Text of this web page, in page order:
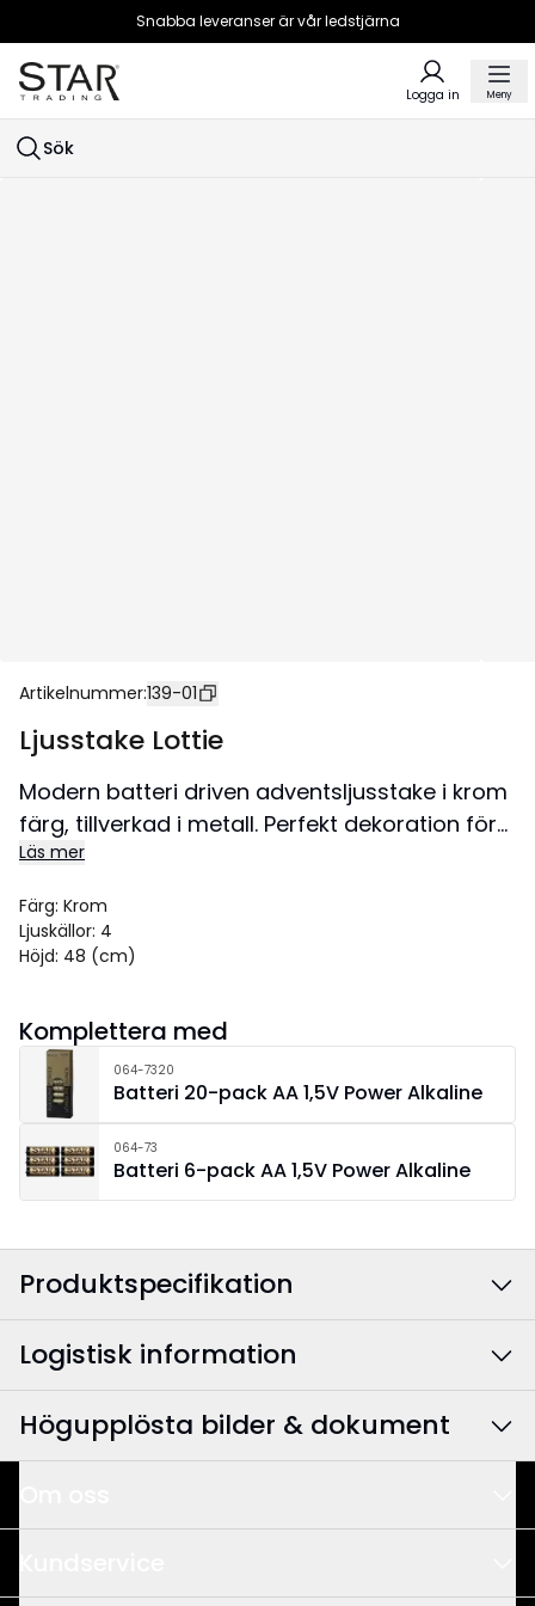
Snabba leveranser är vår ledstjärna
Logga in Meny
Sök
Artikelnummer:139-01
Ljusstake Lottie
Modern batteri driven adventsljusstake i krom
färg, tillverkad i metall. Perfekt dekoration för
platser däe inte el är tillgängligt. Ljusstaken är
placera den i ett fönster eller på en skänk.
Storlek 33x48 cm.
Läs mer
Färg: Krom
Ljuskällor: 4
Höjd: 48 (cm)
Komplettera med
064-7320
Batteri 20-pack AA 1,5V Power Alkaline
064-73
Batteri 6-pack AA 1,5V Power Alkaline
Produktspecifikation
Färg: Krom
Bredd: 33
Logistisk information
EAN-kod: 7391482064509
Högupplösta bilder & dokument
Design & Utveckling